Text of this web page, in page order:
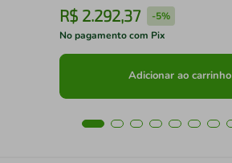
R$ 2.292,37 -5%
No pagamento com Pix
Adicionar ao carrinho